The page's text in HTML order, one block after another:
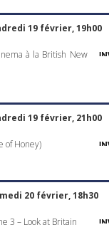
19 février, 19h00
à la British New
19 février, 21h00
of Honey)
20 février, 18h30
3 – Look at Britain